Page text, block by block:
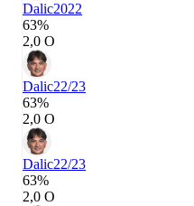
Dalic2022
63%
2,0 О
Dalic22/23
63%
2,0 О
Dalic22/23
63%
2,0 О